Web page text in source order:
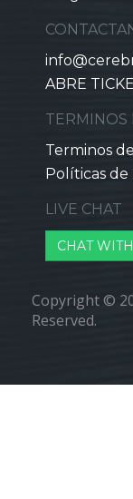
ABRE
TERMINOS
Terminos
Políticas de
LIVE CHAT
CHAT
Copyright ©
Reserved.